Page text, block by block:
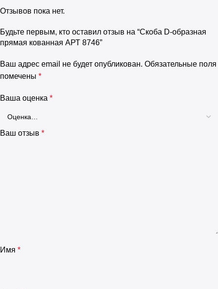
Отзывов пока нет.
Будьте первым, кто оставил отзыв на “Скоба D-образная
прямая кованная АРТ 8746”
Ваш адрес email не будет опубликован. Обязательные поля
помечены *
Ваша оценка *
Ваш отзыв *
Имя *